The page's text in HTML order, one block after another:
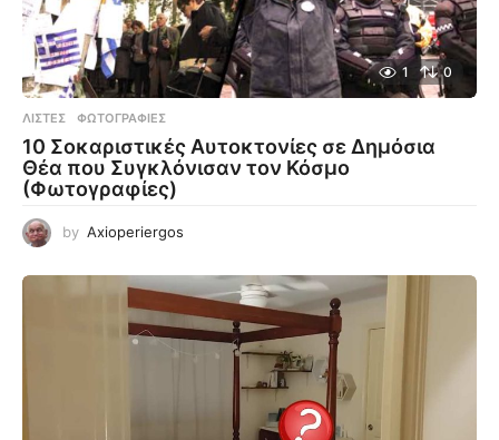
1 0
ΛΊΣΤΕΣ ,ΦΩΤΟΓΡΑΦΊΕΣ
10 Σοκαριστικές Αυτοκτονίες σε Δημόσια
Θέα που Συγκλόνισαν τον Κόσμο
(Φωτογραφίες)
by Axioperiergos